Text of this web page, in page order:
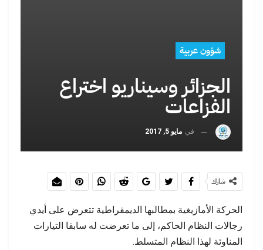
شؤون عربية
الجزائر وسيناريو اختراع
الفزاعات
في مايو 5, 2017
شارك
الحركة الأمازيغية بمطالبها الديمقراطية تتعرض على أيدي
رجالات النظام الحاكم، إلى ما تعرضت له سابقا التيارات
المناوئة لهذا النظام المتسلط.